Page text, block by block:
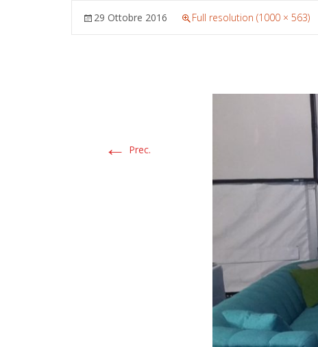
29 Ottobre 2016 Full resolution (1000 × 563)
← Prec.